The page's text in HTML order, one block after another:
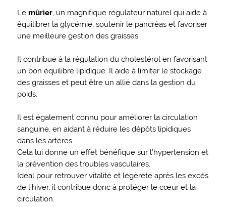
Le mûrier, un magnifique régulateur naturel qui aide à
équilibrer la glycémie, soutenir le pancréas et favoriser
une meilleure gestion des graisses.
Il contribue à la régulation du cholestérol en favorisant
un bon équilibre lipidique. Il aide à limiter le stockage
des graisses et peut être un allié dans la gestion du
poids.
Il est également connu pour améliorer la circulation
sanguine, en aidant à réduire les dépôts lipidiques
dans les artères.
Cela lui donne un effet bénéfique sur l’hypertension et
la prévention des troubles vasculaires.
Idéal pour retrouver vitalité et légèreté après les excès
de l’hiver, il contribue donc à protéger le cœur et la
circulation.